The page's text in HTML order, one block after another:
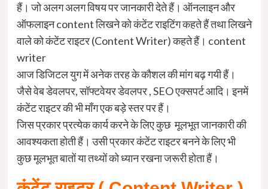
हैं। जो अलग अलग विषय पर जानकारी देते हैं। ऑनलाइन और
ऑफलाइन content लिखने को कंटेंट राइटिंग कहते हैं तथा लिखने
वाले को कंटेंट राइटर (Content Writer) कहते हैं। content
writer
आज डिजिटल युग में अनेक तरह के कौशल की मांग बढ़ गयी हैं।
जैसे वेब डेवलपर, सॉफ्टवेयर डेवलपर , SEO एक्सपर्ट आदि। इनमें
कंटेंट राइटर की भी माँग एक बड़े स्तर पर हैं।
जिस प्रकार प्रत्येक कार्य करने के लिए कुछ मूलभूत जानकारी की
आवश्यकता होती हैं। उसी प्रकार कंटेंट राइटर बनने के लिए भी
कुछ मूलभूत बातों या तथ्यों को ध्यान रखना जरूरी होता हैं।